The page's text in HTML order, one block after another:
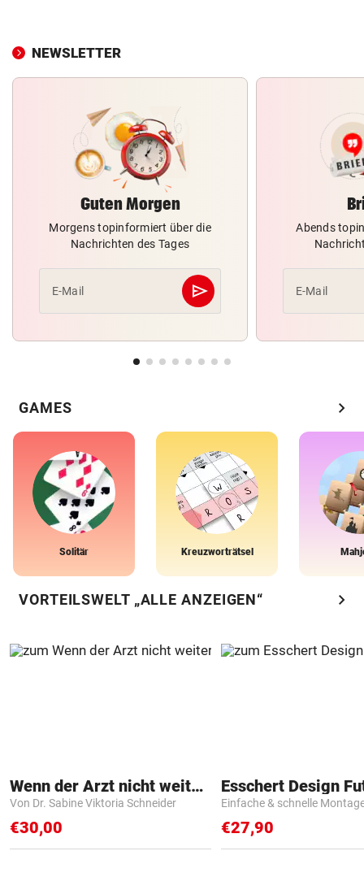
NEWSLETTER
Guten Morgen
Morgens topinformiert über die
Nachrichten des Tages
E-Mail send
Abschicken
Abends
E-Mail
GAMES chevron_right
Solitär Kreuzworträtsel
VORTEILSWELT „ALLE ANZEIGEN“ chevron_right
Wenn der Arzt nicht weiter weiß
Von Dr. Sabine Viktoria Schneider
€30,00
Einfache & schnelle
€27,90